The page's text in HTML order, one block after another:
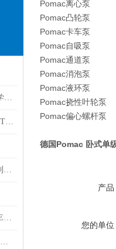
Pomac泵用于食品，饮料，制药和化学工业
意大利unimec不锈钢梯形螺旋千斤顶 TP-07010 I=5 FORMA B原装正品
法国SNT工业行星齿轮箱 RI110食品制造行业使用
德国Schott AG KL 2500 LED是具有LED光引擎的先进冷光源
burocco不锈钢阀门这些常见故障该如何解除？
Pomac离心泵
Pomac凸轮泵
Pomac卡车泵
Pomac自吸泵
Pomac通道泵
Pomac消泡泵
Pomac液环泵
Pomac挠性叶轮泵
Pomac偏心螺杆泵
德国Pomac 卧式单
产品
您的单位